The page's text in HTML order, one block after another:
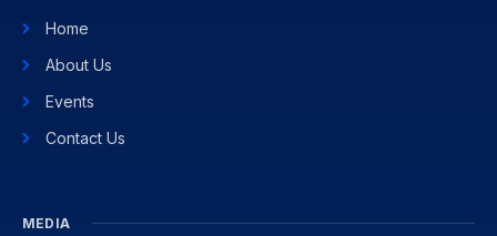
Home
About Us
Events
Contact Us
MEDIA